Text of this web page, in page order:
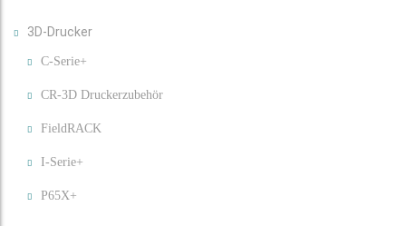
3D-Drucker
C-Serie+
CR-3D Druckerzubehör
FieldRACK
I-Serie+
P65X+